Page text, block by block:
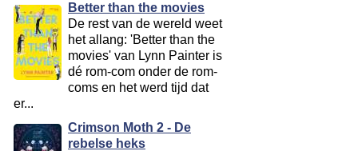
Better than the movies
De rest van de wereld weet
het allang: 'Better than the
movies' van Lynn Painter is
dé rom-com onder de rom-
coms en het werd tijd dat
er...
Crimson Moth 2 - De
rebelse heks